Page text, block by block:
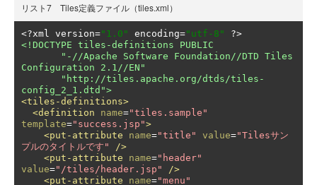
リスト7 Tiles定義ファイル（tiles.xml）
<?xml version="1.0" encoding="utf-8"
?>
<!DOCTYPE tiles-definitions PUBLIC
Configuration 2.1//EN"
config_2_1.dtd">
<tiles-definitions>
<definition
name="tiles.sample"
template="success.jsp">
<put-attribute
name="title" value="Tilesサン
プルのタイトルです"
/>
<put-attribute
name="header"
value="/tiles/header.jsp"
/>
<put-attribute
name="menu"